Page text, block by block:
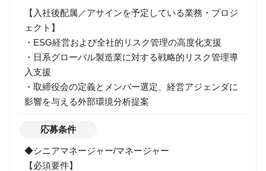
【入社後配属／アサインを予定している業務・プロジ
ェクト】
・ESG経営および全社的リスク管理の高度化支援
・日系グローバル製造業に対する戦略的リスク管理導
入支援
・取締役会の定義とメンバー選定、経営アジェンダに
影響を与える外部環境分析提案
応募条件
◆シニアマネージャー/マネージャー
【必須要件】